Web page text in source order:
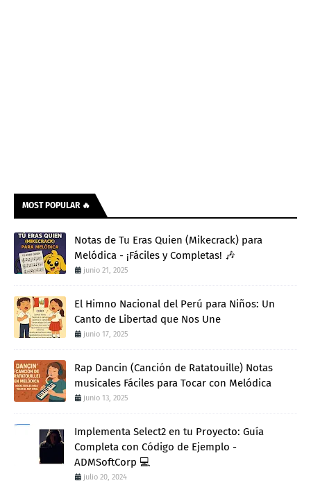
MOST POPULAR 🔥
Notas de Tu Eras Quien (Mikecrack) para
Melódica - ¡Fáciles y Completas! 🎶
junio 21, 2025
El Himno Nacional del Perú para Niños: Un
Canto de Libertad que Nos Une
junio 17, 2025
Rap Dancin (Canción de Ratatouille) Notas
musicales Fáciles para Tocar con Melódica
junio 13, 2025
Implementa Select2 en tu Proyecto: Guía
Completa con Código de Ejemplo -
ADMSoftCorp 💻
julio 20, 2024